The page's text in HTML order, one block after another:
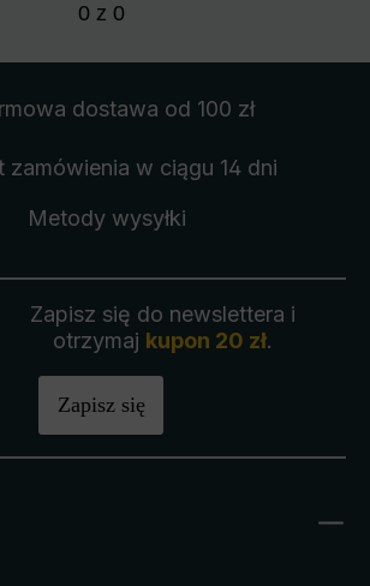
0 z 0
dostawa od 100 zł
zamówienia w ciągu 14 dni
Metody wysyłki
Zapisz się do newslettera i
otrzymaj kupon 20 zł.
Zapisz się